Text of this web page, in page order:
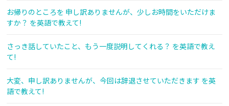
お帰りのところを 申し訳ありませんが、少しお時間をいただけま
すか？ を英語で教えて!
さっき話していたこと、もう一度説明してくれる？ を英語で教え
て!
大変、申し訳ありませんが、今回は辞退させていただきます を英
語で教えて!